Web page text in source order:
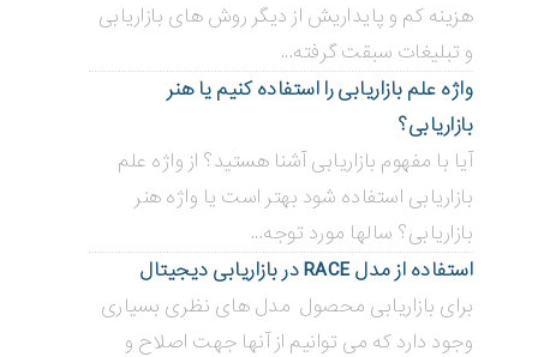
هزینه کم و پایداریش از دیگر روش های بازاریابی
و تبلیغات سبقت گرفته...
واژه علم بازاریابی را استفاده کنیم یا هنر
بازاریابی؟
آیا با مفهوم بازاریابی آشنا هستید؟ از واژه علم
بازاریابی استفاده شود بهتر است یا واژه هنر
بازاریابی؟ سالها مورد توجه...
استفاده از مدل RACE در بازاریابی دیجیتال
برای بازاریابی محصول مدل های نظری بسیاری
وجود دارد که می توانیم از آنها جهت اصلاح و